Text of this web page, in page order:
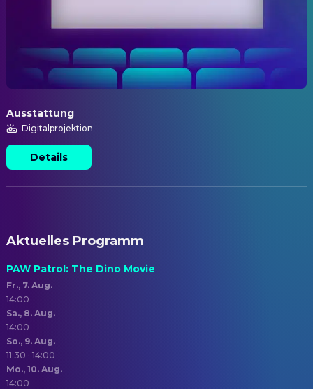
Ausstattung
Digitalprojektion
Details
Aktuelles Programm
PAW Patrol: The Dino Movie
Fr., 7. Aug.
14:00
Sa., 8. Aug.
14:00
So., 9. Aug.
11:30 · 14:00
Mo., 10. Aug.
14:00